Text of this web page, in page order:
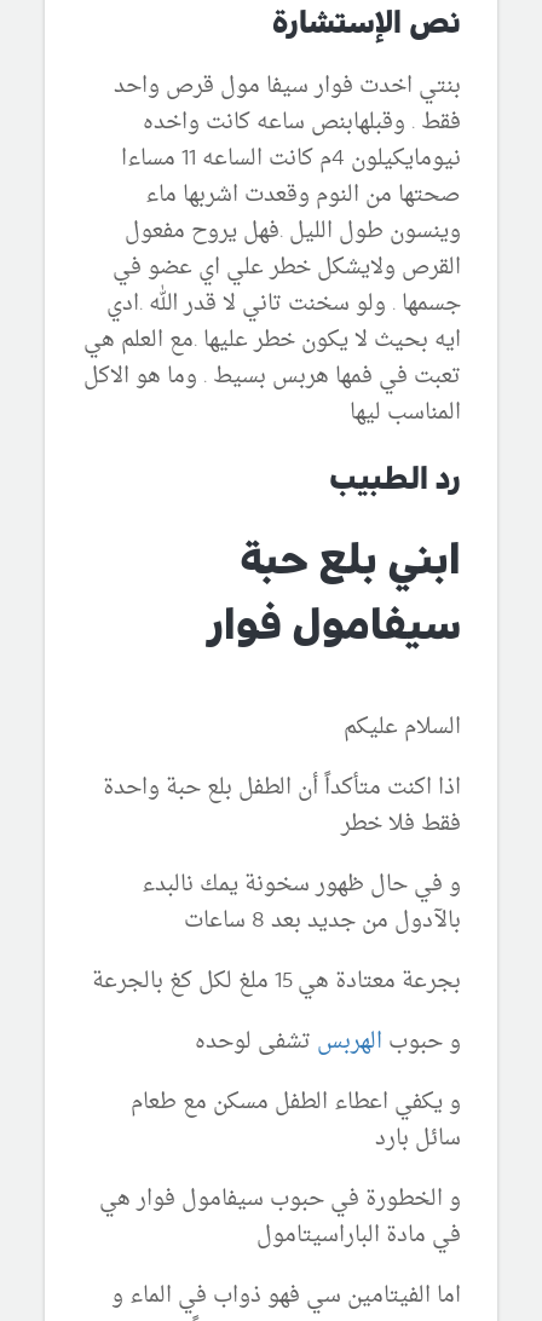
نص الإستشارة
بنتي اخدت فوار سيفا مول قرص واحد
فقط . وقبلهابنص ساعه كانت واخده
نيومايكيلون 4م كانت الساعه 11 مساءا
صحتها من النوم وقعدت اشربها ماء
وينسون طول الليل .فهل يروح مفعول
القرص ولايشكل خطر علي اي عضو في
جسمها . ولو سخنت تاني لا قدر الله .ادي
ايه بحيث لا يكون خطر عليها .مع العلم هي
تعبت في فمها هربس بسيط . وما هو الاكل
المناسب ليها
رد الطبيب
ابني بلع حبة
سيفامول فوار
السلام عليكم
اذا اكنت متأكداً أن الطفل بلع حبة واحدة
فقط فلا خطر
و في حال ظهور سخونة يمك نالبدء
بالآدول من جديد بعد 8 ساعات
بجرعة معتادة هي 15 ملغ لكل كغ بالجرعة
و حبوب الهربس تشفى لوحده
و يكفي اعطاء الطفل مسكن مع طعام
سائل بارد
و الخطورة في حبوب سيفامول فوار هي
في مادة الباراسيتامول
اما الفيتامين سي فهو ذواب في الماء و